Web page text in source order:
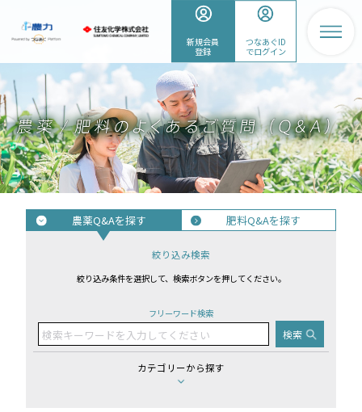
新規会員
登録
つなあぐID
でログイン
農薬Q&Aを探す 肥料Q&Aを探す
絞り込み検索
絞り込み条件を選択して、検索ボタンを押してください。
フリーワード検索
カテゴリーから探す